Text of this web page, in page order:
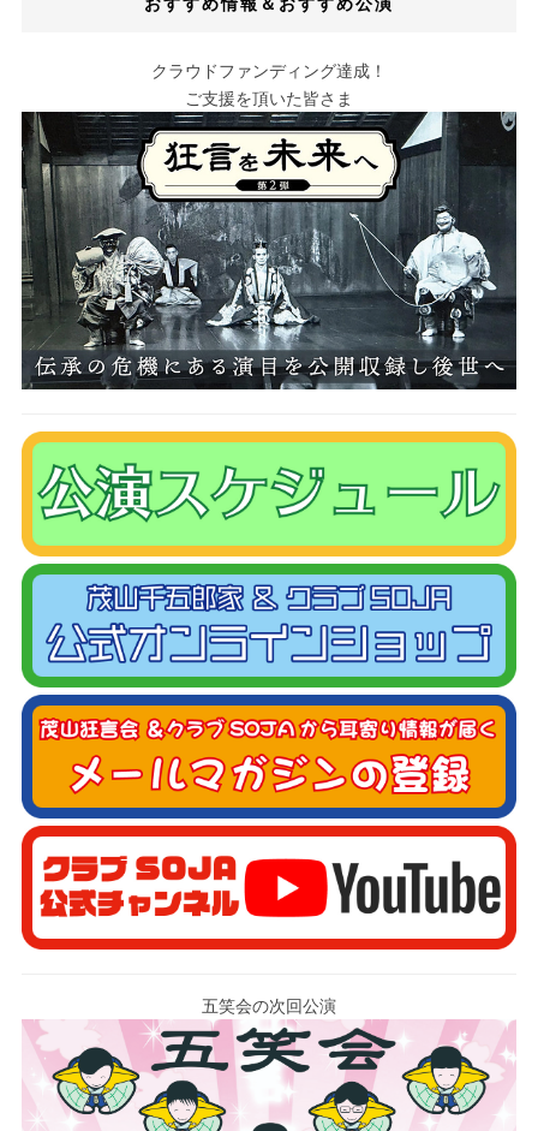
クラウドファンディング達成！
ご支援を頂いた皆さま
五笑会の次回公演